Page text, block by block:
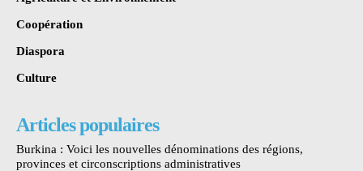
Coopération
Diaspora
Culture
Articles populaires
Burkina : Voici les nouvelles dénominations des régions,
provinces et circonscriptions administratives